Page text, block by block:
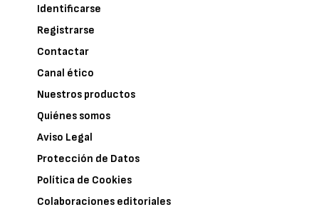
Identificarse
Registrarse
Contactar
Canal ético
Nuestros productos
Quiénes somos
Aviso Legal
Protección de Datos
Política de Cookies
Colaboraciones editoriales